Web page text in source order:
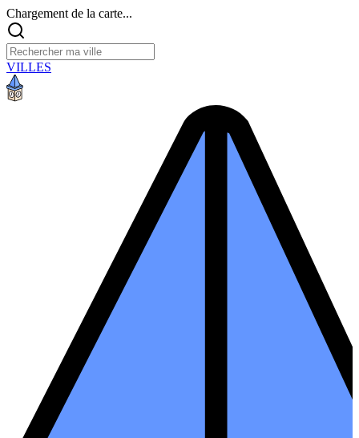
Chargement de la carte...
VILLES